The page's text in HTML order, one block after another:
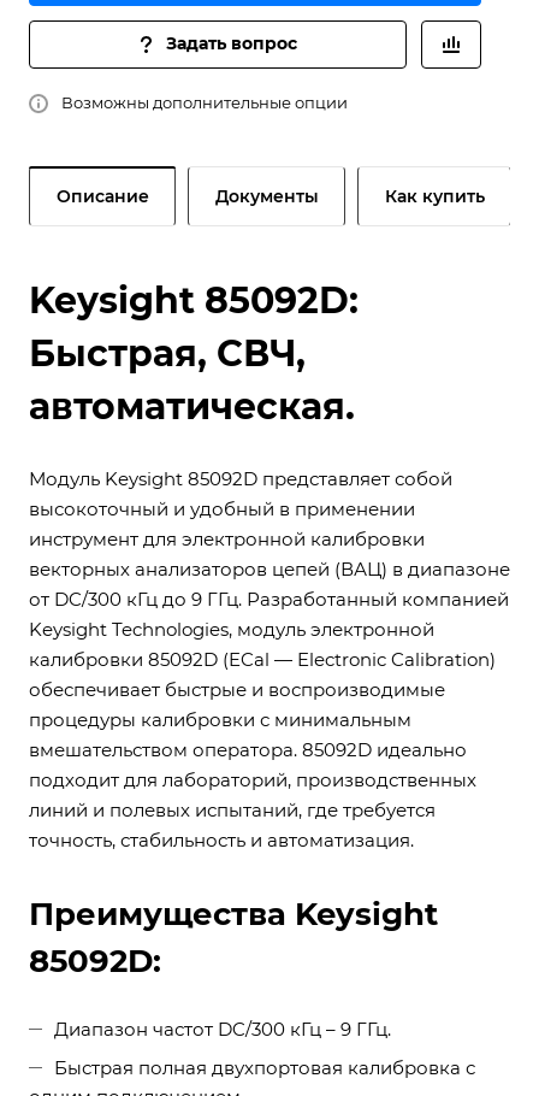
Задать вопрос
Возможны дополнительные опции
Описание Документы Как купить
Keysight 85092D:
Быстрая, СВЧ,
автоматическая.
Модуль Keysight 85092D представляет собой
высокоточный и удобный в применении
инструмент для электронной калибровки
векторных анализаторов цепей (ВАЦ) в диапазоне
от DC/300 кГц до 9 ГГц. Разработанный компанией
Keysight Technologies, модуль электронной
калибровки 85092D (ECal — Electronic Calibration)
обеспечивает быстрые и воспроизводимые
процедуры калибровки с минимальным
вмешательством оператора. 85092D идеально
подходит для лабораторий, производственных
линий и полевых испытаний, где требуется
точность, стабильность и автоматизация.
Преимущества Keysight
85092D:
Диапазон частот DC/300 кГц – 9 ГГц.
Быстрая полная двухпортовая калибровка с